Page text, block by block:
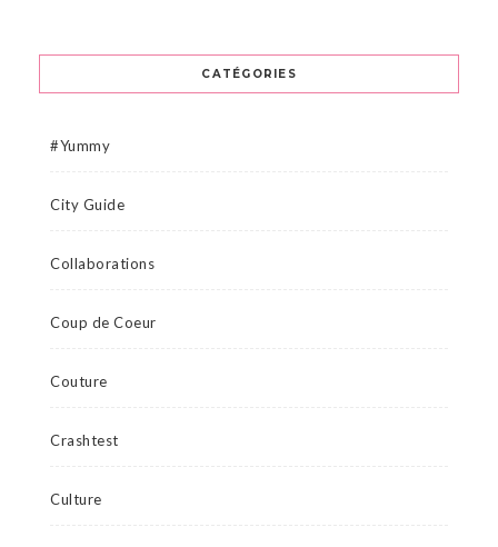
CATÉGORIES
#Yummy
City Guide
Collaborations
Coup de Coeur
Couture
Crashtest
Culture